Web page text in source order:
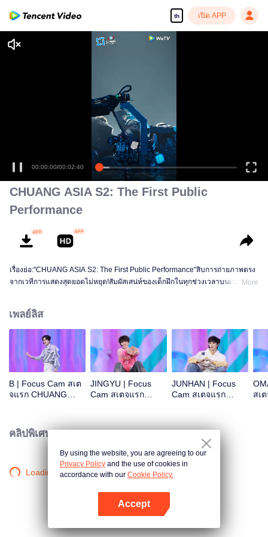
th เปิด APP
00:00:00/00:02:40
CHUANG ASIA S2: The First Public
Performance
เรื่องย่อ:"CHUANG ASIA S2: The First Public Performance"สิบการถ่ายภาพตรง
จากเวทีการแสดงสุดยอดไม่หยุด!สัมผัสเสน่ห์ของเด็กฝึกในทุกช่วงเวลาบนเวที!โอเค
More
เพลย์ลิส
B | Focus Cam สเต
จแรก CHUANG
JINGYU | Focus
Cam สเตจแรก
JUNHAN | Focus
Cam สเตจแรก
สเ
คลิปพิเศษ
Loading…
By using the website, you are agreeing to our
Privacy Policy and the use of cookies in
accordance with our Cookie Policy.
Accept